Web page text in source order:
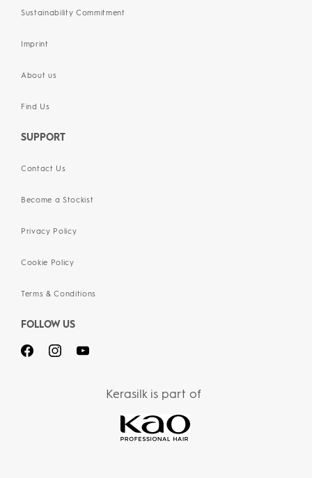
Sustainability Commitment
Imprint
About us
Find Us
SUPPORT
Contact Us
Become a Stockist
Privacy Policy
Cookie Policy
Terms & Conditions
FOLLOW US
Kerasilk is part of